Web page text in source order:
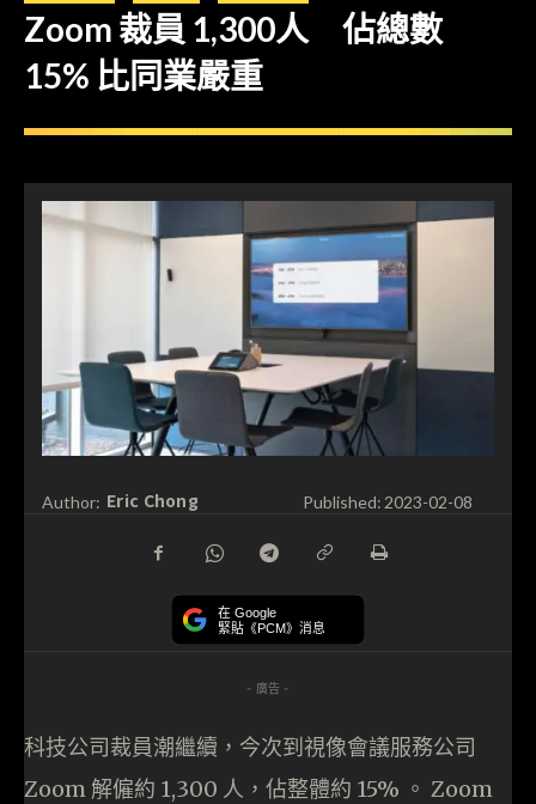
Zoom 裁員 1,300人 佔總數
15% 比同業嚴重
Author: Eric Chong Published: 2023-02-08
在 Google
緊貼《PCM》消息
- 廣告 -
科技公司裁員潮繼續，今次到視像會議服務公司
Zoom 解僱約 1,300 人，佔整體約 15% 。 Zoom